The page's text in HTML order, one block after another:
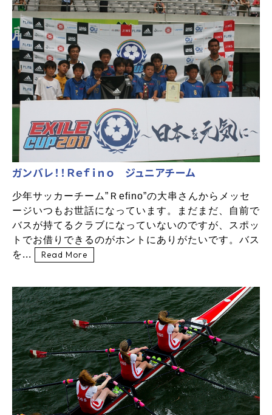
ガンバレ！！Ｒｅｆｉｎｏ ジュニアチーム
少年サッカーチーム”Ｒefino”の大串さんからメッセ
ージいつもお世話になっています。まだまだ、自前で
バスが持てるクラブになっていないのですが、スポッ
トでお借りできるのがホントにありがたいです。バス
を...
Read More